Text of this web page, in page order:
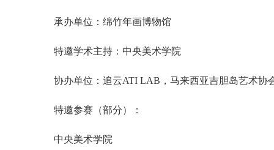
承办单位：绵竹年画博物馆
特邀学术主持：中央美术学院
协办单位：追云ATI LAB，马来西亚吉胆岛艺术协
特邀参赛（部分）：
中央美术学院